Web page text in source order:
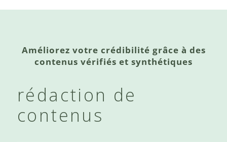
Améliorez votre crédibilité grâce à des
contenus vérifiés et synthétiques
rédaction de
contenus